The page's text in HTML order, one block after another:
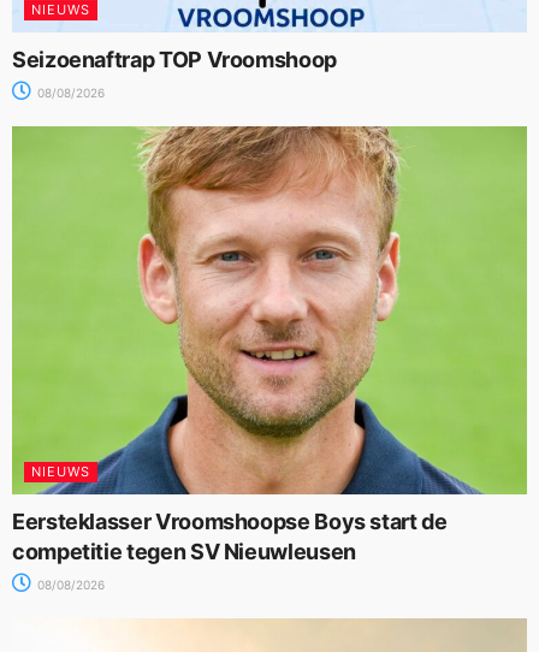
NIEUWS
Seizoenaftrap TOP Vroomshoop
08/08/2026
NIEUWS
Eersteklasser Vroomshoopse Boys start de
competitie tegen SV Nieuwleusen
08/08/2026